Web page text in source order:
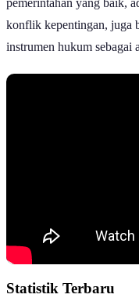
pemerintahan yang baik,
konflik kepentingan, juga
instrumen hukum sebagai
Statistik Terbaru